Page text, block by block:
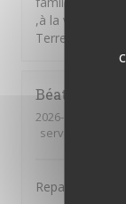
,à la
Terre. Amitiés
Béatrice
2026-07-13
-
service
Repas